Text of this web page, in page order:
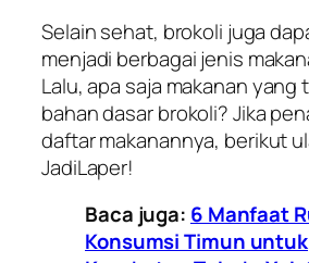
Selain sehat, brokoli juga
menjadi berbagai jenis
Lalu, apa saja makanan yang
bahan dasar brokoli? Jika
daftar makanannya, berikut
JadiLaper!
Baca juga: 6 Manfaat
Konsumsi Timun untuk